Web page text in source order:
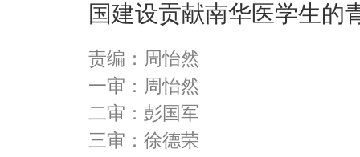
国建设贡献南华医学生的
责编：周怡然
一审：周怡然
二审：彭国军
三审：徐德荣